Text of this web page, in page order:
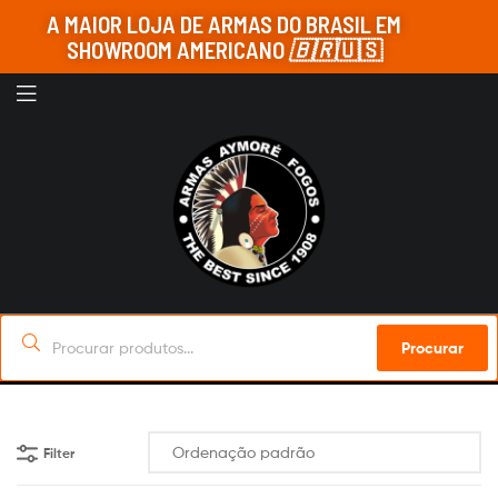
A MAIOR LOJA DE ARMAS DO BRASIL EM
SHOWROOM AMERICANO🇧🇷🇺🇸
Procurar
Filter